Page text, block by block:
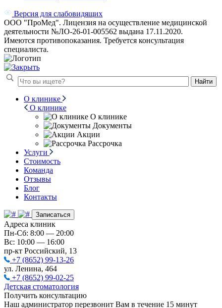
Версия для слабовидящих
ООО "ПроМед". Лицензия на осуществление медицинской
деятельности №ЛО-26-01-005562 выдана 17.11.2020.
Имеются противопоказания. Требуется консультация
специалиста.
Найти
О клинике
О клинике
О клинике
Документы
Акции
Рассрочка
Услуги
Стоимость
Команда
Отзывы
Блог
Контакты
Записаться
Адреса клиник
Пн-Сб: 8:00 — 20:00
Вс: 10:00 — 16:00
пр-кт Российский, 13
+7 (8652) 99-13-26
ул. Ленина, 464
+7 (8652) 99-02-25
Детская стоматология
Получить консультацию
Наш администратор перезвонит Вам в течение 15 минут